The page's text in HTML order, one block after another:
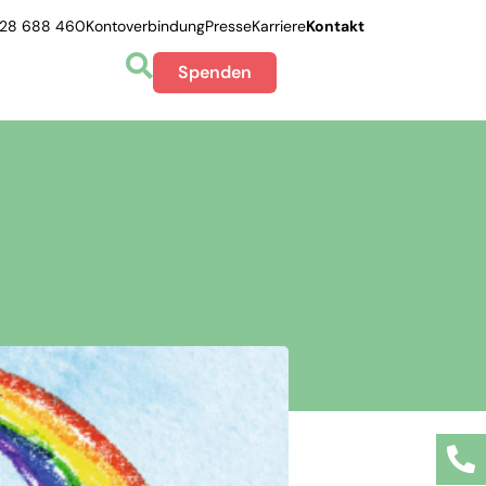
688 460KontoverbindungPresseKarriereKontakt
Spenden